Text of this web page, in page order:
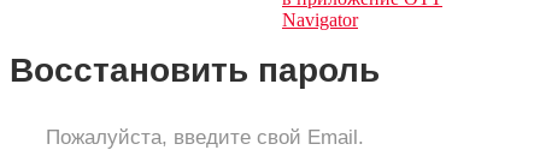
Восстановить пароль
Пожалуйста, введите свой Email.